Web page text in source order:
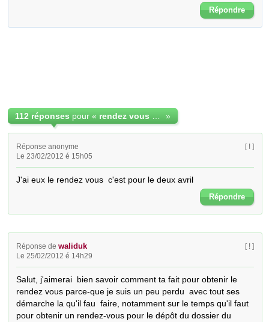
Répondre
112 réponses pour « »
Réponse anonyme
Le 23/02/2012 é 15h05
[ ! ]
J'ai eux le rendez vous  c'est pour le deux avril
Répondre
Réponse dewaliduk
Le 25/02/2012 é 14h29
[ ! ]
Salut, j'aimerai  bien savoir comment ta fait pour obtenir le
rendez vous parce-que je suis un peu perdu  avec tout ses
démarche la qu'il fau  faire, notamment sur le temps qu'il faut
pour obtenir un rendez-vous pour le dépôt du dossier du